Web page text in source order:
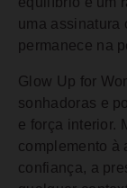
uma assinatura
permanece na
Glow Up for
sonhadoras e
e força interior.
complemento à
confiança, a